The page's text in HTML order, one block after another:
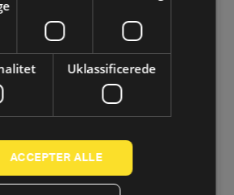
PERSONAL
Uklassificerede
ACCEPTER ALLE